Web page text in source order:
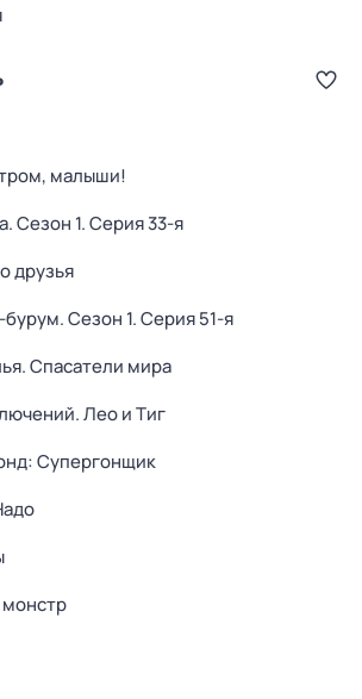
малыши!
. Сезон 1. Серия 33-я
друзья
бурум. Сезон 1. Серия 51-я
Спасатели мира
Лео и Тиг
Супергонщик